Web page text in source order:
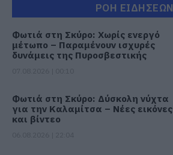
ΡΟΗ ΕΙΔΗΣΕΩΝ
Φωτιά στη Σκύρο: Χωρίς ενεργό
μέτωπο – Παραμένουν ισχυρές
δυνάμεις της Πυροσβεστικής
Φωτιά στη Σκύρο: Δύσκολη νύχτα
για την Καλαμίτσα – Νέες εικόνες
και βίντεο